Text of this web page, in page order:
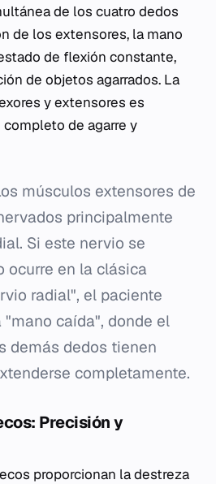
de los cuatro dedos
de los extensores, la mano
de flexión constante,
de objetos agarrados. La
y extensores es
de agarre y
músculos extensores de
principalmente
Si este nervio se
ocurre en la clásica
radial", el paciente
caída", donde el
demás dedos tienen
completamente.
Precisión y
proporcionan la destreza